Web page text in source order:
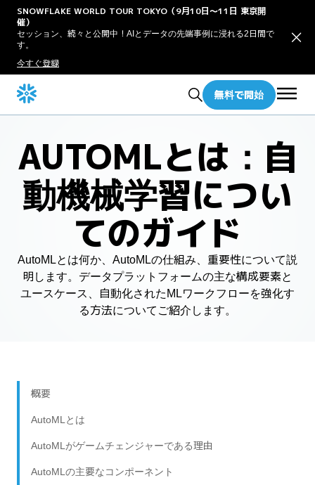
SNOWFLAKE WORLD TOUR TOKYO（9月10日〜11日 東京開
催）
セッション、続々と公開中！AIとデータの先端事例に浸れる2日間で
す。
今すぐ登録
無料で開始
AUTOMLとは：自
動機械学習につい
てのガイド
AutoMLとは何か、AutoMLの仕組み、重要性について説
明します。データプラットフォームの主な構成要素と
ユースケース、自動化されたMLワークフローを強化す
る方法についてご紹介します。
概要
AutoMLとは
AutoMLがゲームチェンジャーである理由
AutoMLの主要なコンポーネント